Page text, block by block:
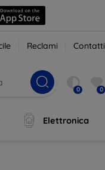
Reclami Contatti
0 0
Elettronica